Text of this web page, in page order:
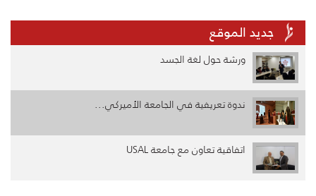
جديد الموقع
ورشة حول لغة الجسد
ندوة تعريفية في الجامعة الأميركي...
اتفاقية تعاون مع جامعة USAL